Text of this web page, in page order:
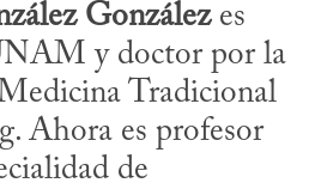
González es
y doctor por la
Tradicional
Ahora es profesor
de